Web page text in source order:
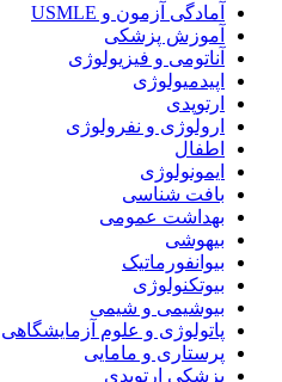
آمادگی آزمون و USMLE
آموزش پزشکی
آناتومی و فیزیولوژی
اپیدمیولوژی
ارتوپدی
ارولوژی و نفرولوژی
اطفال
ایمونولوژی
بافت شناسی
بهداشت عمومی
بیهوشی
بیوانفورماتیک
بیوتکنولوژی
بیوشیمی و شیمی
پاتولوژی و علوم آزمایشگاهی
پرستاری و مامایی
پزشکی ارتوپدی